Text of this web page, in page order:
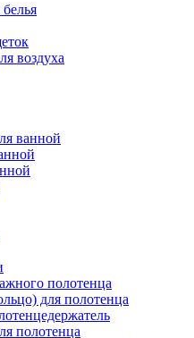
воздуха
ванной
полотенца
для полотенца
полотенца